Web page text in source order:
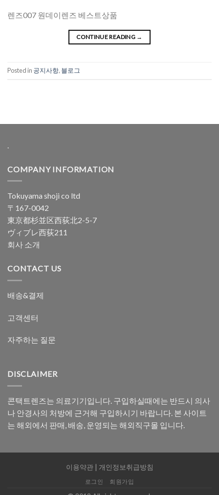
렌즈007 원데이렌즈 베스트상품
CONTINUE READING →
Posted in 공지사항, 블로그
COMPANY INFORMATION
Tokuyama shoji co ltd
〒167-0042
東京都杉並区西荻北2-5-7
ヴィブレ西荻211
회사 소개
CONTACT US
배송&결제
고객센터
자주하는 질문
DISCLAIMER
콘택트렌즈는 의료기기입니다. 구입하실때에는 반드시 의사
나 안경사의 처방에 근거해 구입하시기 바랍니다. 본 사이트
는 해외에서 판매, 배송, 운영되는 해외직구몰 입니다.
이용약관| 개인정보취급방침
로그인 회원가입